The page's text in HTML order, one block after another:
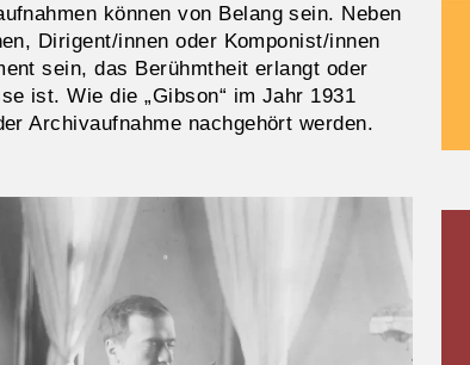
können von Belang sein. Neben
Dirigent/innen oder Komponist/innen
sein, das Berühmtheit erlangt oder
ist. Wie die „Gibson“ im Jahr 1931
Archivaufnahme nachgehört werden.